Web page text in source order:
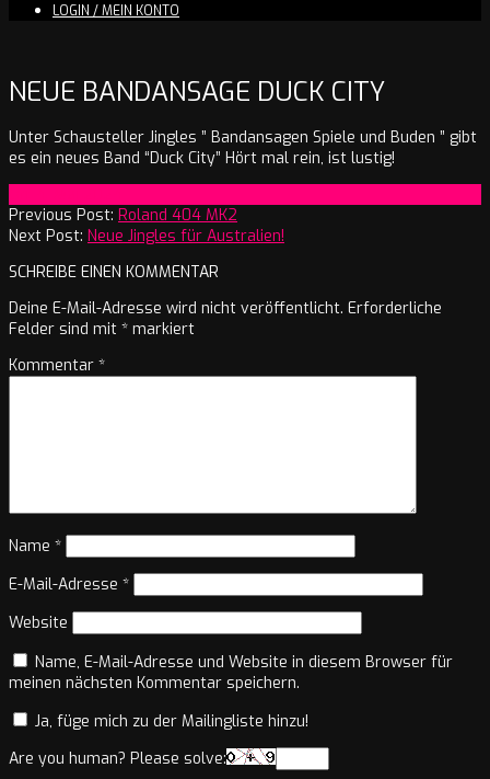
LOGIN / MEIN KONTO
NEUE BANDANSAGE DUCK CITY
Unter Schausteller Jingles ” Bandansagen Spiele und Buden ” gibt
es ein neues Band “Duck City” Hört mal rein, ist lustig!
05-
04
Previous Post: Roland 404 MK2
Next Post: Neue Jingles für Australien!
SCHREIBE EINEN KOMMENTAR
Deine E-Mail-Adresse wird nicht veröffentlicht. Erforderliche
Felder sind mit * markiert
Kommentar *
Name *
E-Mail-Adresse *
Website
Name, E-Mail-Adresse und Website in diesem Browser für
meinen nächsten Kommentar speichern.
Ja, füge mich zu der Mailingliste hinzu!
Are you human? Please solve: